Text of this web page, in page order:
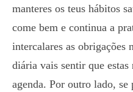
manteres os teus hábitos
come bem e continua a
intercalares as obrigações
diária vais sentir que
agenda. Por outro lado, se